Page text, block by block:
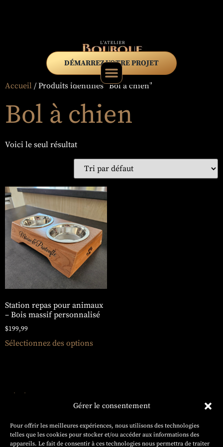
Gérer le consentement
Pour offrir les meilleures expériences, nous utilisons des technologies
telles que les cookies pour stocker et/ou accéder aux informations des
appareils. Le fait de consentir à ces technologies nous permettra de traiter
DÉMARREZ VOTRE PROJET
Accueil / Produits identifiés “Bol à chien”
Bol à chien
Voici le seul résultat
Station repas pour animaux
– Bois massif personnalisé
$199,99
Sélectionnez des options
Projets
sur
mesure